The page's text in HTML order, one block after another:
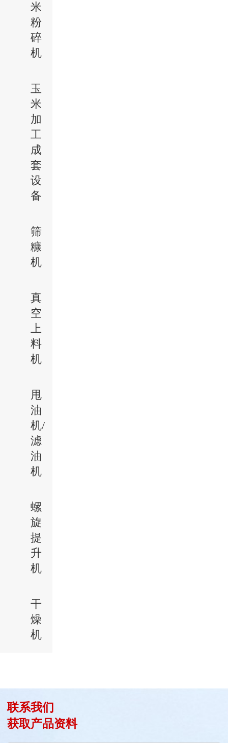
米
粉
碎
机
玉
米
加
工
成
套
设
备
筛
糠
机
真
空
上
料
机
甩
油
机/
滤
油
机
螺
旋
提
升
机
干
燥
机
联系我们
获取产品资料